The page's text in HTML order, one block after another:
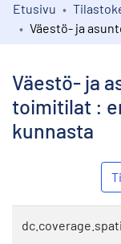
Kokoelmat
Etusivu
Väestö- ja
toimitilat :
kunnasta